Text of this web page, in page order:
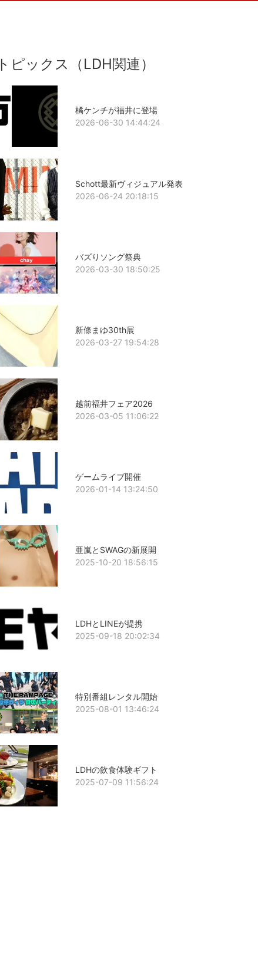
トピックス（LDH関連）
橘ケンチが福井に登場
2026-06-30 14:44:24
Schott最新ヴィジュアル発表
2026-06-24 20:18:15
バズりソング祭典
2026-03-30 18:50:25
新條まゆ30th展
2026-03-27 19:54:28
越前福井フェア2026
2026-03-05 11:06:22
ゲームライブ開催
2026-01-14 13:24:50
亜嵐とSWAGの新展開
2025-10-20 18:56:15
LDHとLINEが提携
2025-09-18 20:02:34
特別番組レンタル開始
2025-08-01 13:46:24
LDHの飲食体験ギフト
2025-07-09 11:56:24